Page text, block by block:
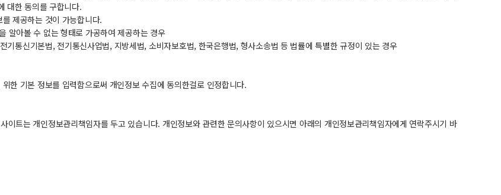
대한 동의를 구합니다.
제공하는 것이 가능합니다.
알아볼 수 없는 형태로 가공하여 제공하는 경우
통신기본법, 전기통신사업법, 지방세법, 소비자보호법, 한국은행법, 형사소송법 등 법률에 특별한 규정이 있는 경우
한 기본 정보를 입력함으로써 개인정보 수집에 동의한걸로 인정합니다.
트는 개인정보관리책임자를 두고 있습니다. 개인정보와 관련한 문의사항이 있으시면 아래의 개인정보관리책임자에게 연락주시기 바